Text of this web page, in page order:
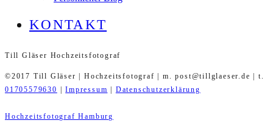
KONTAKT
Till Gläser Hochzeitsfotograf
©2017 Till Gläser | Hochzeitsfotograf | m. post@tillglaeser.de | t.
01705579630
|Impressum Datenschutzerklärung
Hochzeitsfotograf Hamburg